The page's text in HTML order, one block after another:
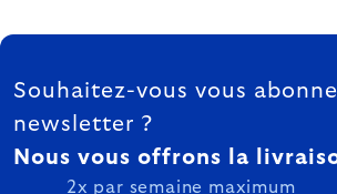
FOOTER
Souhaitez-vous vous
newsletter ?
Nous vous offrons la
2x par semaine maximum